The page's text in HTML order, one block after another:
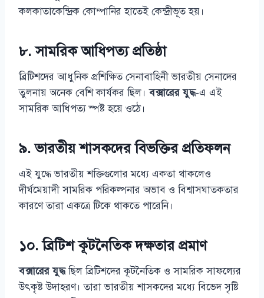
কলকাতাকেন্দ্রিক কোম্পানির হাতেই কেন্দ্রীভূত হয়।
৮. সামরিক আধিপত্য প্রতিষ্ঠা
ব্রিটিশদের আধুনিক প্রশিক্ষিত সেনাবাহিনী ভারতীয় সেনাদের
তুলনায় অনেক বেশি কার্যকর ছিল।বক্সারের যুদ্ধ-এ এই
সামরিক আধিপত্য স্পষ্ট হয়ে ওঠে।
৯. ভারতীয় শাসকদের বিভক্তির প্রতিফলন
এই যুদ্ধে ভারতীয় শক্তিগুলোর মধ্যে একতা থাকলেও
দীর্ঘমেয়াদী সামরিক পরিকল্পনার অভাব ও বিশ্বাসঘাতকতার
কারণে তারা একত্রে টিকে থাকতে পারেনি।
১০. ব্রিটিশ কূটনৈতিক দক্ষতার প্রমাণ
বক্সারের যুদ্ধছিল ব্রিটিশদের কূটনৈতিক ও সামরিক সাফল্যের
উৎকৃষ্ট উদাহরণ। তারা ভারতীয় শাসকদের মধ্যে বিভেদ সৃষ্টি